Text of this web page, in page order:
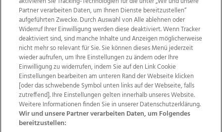
Wir über uns Mediadaten Kontakt
Jobs
Datenschutz
Impressum
AGB Anzeigekunden
AGB Website
Ehrenkodex Politische Werbung
Partner verarbeiten Daten, um Ihnen Dienste bereitzustellen“
aufgeführten Zwecke. Durch Auswahl von Alle ablehnen oder
Widerruf Ihrer Einwilligung werden diese deaktiviert. Wenn Tracker
deaktiviert sind, sind manche Inhalte und Anzeigen möglicherweise
nicht mehr so relevant für Sie. Sie können dieses Menü jederzeit
wieder aufrufen, um Ihre Einstellungen zu ändern oder Ihre
Einwilligung zu widerrufen, indem Sie auf den Link Cookie
Einstellungen bearbeiten am unteren Rand der Webseite klicken
[oder das schwebende Symbol unten links auf der Webseite, falls
zutreffend]. Ihre Einstellungen gelten innerhalb unseres Website.
Weitere Informationen finden Sie in unserer Datenschutzerklärung.
Wir und unsere Partner verarbeiten Daten, um Folgendes
bereitzustellen: